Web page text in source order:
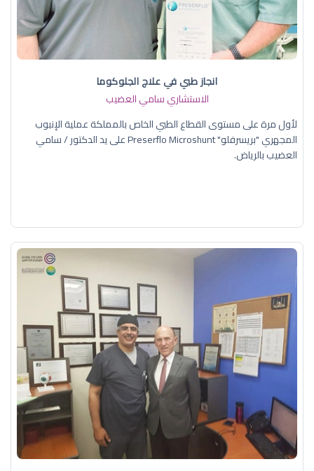
انجاز طبي في علاج الجلوكوما
الاستشاري سامي العضيب
لأول مرة على مستوى القطاع الطبي الخاص بالمملكة عملية الإنبوب
المجهري "بريسرفلو" Preserflo Microshunt على يد الدكتور / سامي
العضيب بالرياض.